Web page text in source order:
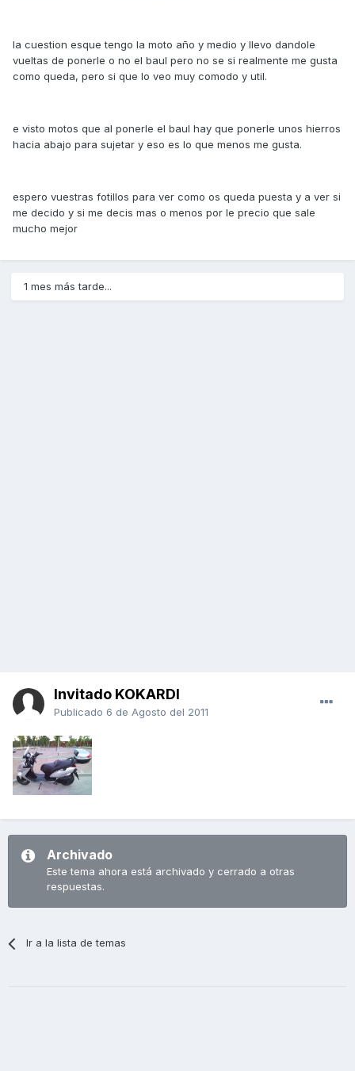
la cuestion esque tengo la moto año y medio y llevo dandole
vueltas de ponerle o no el baul pero no se si realmente me gusta
como queda, pero si que lo veo muy comodo y util.
e visto motos que al ponerle el baul hay que ponerle unos hierros
hacia abajo para sujetar y eso es lo que menos me gusta.
espero vuestras fotillos para ver como os queda puesta y a ver si
me decido y si me decis mas o menos por le precio que sale
mucho mejor
1 mes más tarde...
Invitado KOKARDI
Publicado 6 de Agosto del 2011
Archivado
Este tema ahora está archivado y cerrado a otras
respuestas.
Ir a la lista de temas